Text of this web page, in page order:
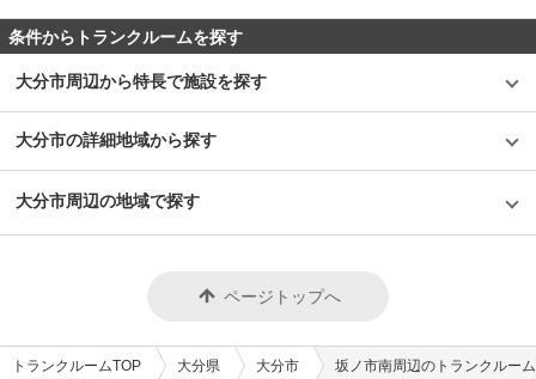
条件からトランクルームを探す
大分市周辺から特長で施設を探す
大分市の詳細地域から探す
大分市周辺の地域で探す
ページトップへ
トランクルームTOP 大分県 大分市 坂ノ市南周辺のトランクルー